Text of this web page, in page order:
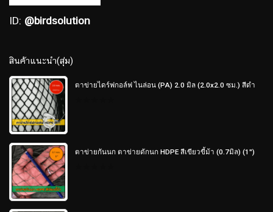
ID: @birdsolution
สินค้าแนะนำ(สุ่ม)
ตาข่ายไดร์ฟกอล์ฟ ไนล่อน (PA) 2.0 มิล (2.0x2.0 ซม.) สีดำ
ตาข่ายกันนก ตาข่ายดักนก HDPE สีเขียวขี้ม้า (0.7มิล) (1")